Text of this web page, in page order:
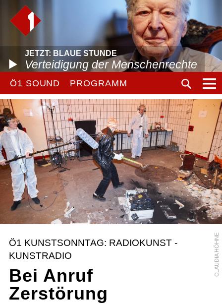
JETZT: BLAUE STUNDE
Verteidigung der Menschenrechte
Ö1 SOUND PROGRAMM
CLAUDIA HÖHNE
Ö1 KUNSTSONNTAG: RADIOKUNST -
KUNSTRADIO
Bei Anruf
Zerstörung